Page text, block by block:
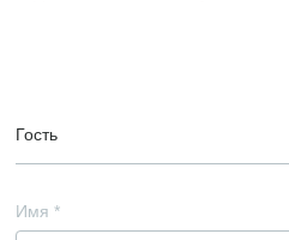
Гость
Имя *